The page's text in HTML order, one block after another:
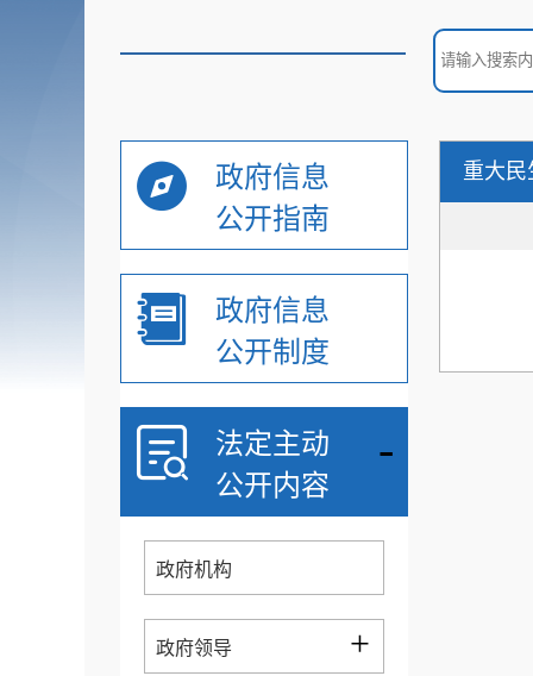
政府信息
公开指南
政府信息
公开制度
法定主动
公开内容
-
政府机构
政府领导 +
重大